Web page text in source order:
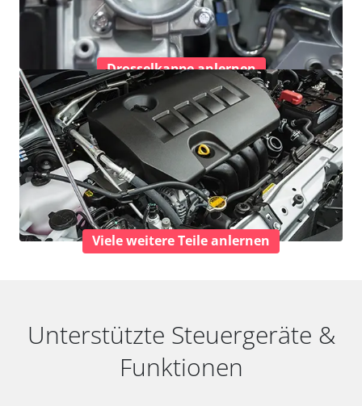
Drosselkappe anlernen
Viele weitere Teile anlernen
Unterstützte Steuergeräte &
Funktionen